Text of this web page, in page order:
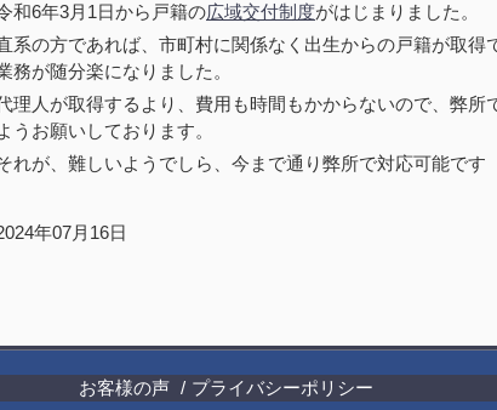
和6年3月1日から戸籍の広域交付制度がはじまりました。
系の方であれば、市町村に関係なく出生からの戸籍が取得
務が随分楽になりました。
理人が取得するより、費用も時間もかからないので、弊所
うお願いしております。
れが、難しいようでしら、今まで通り弊所で対応可能です
年07月16日
お客様の声 プライバシーポリシー